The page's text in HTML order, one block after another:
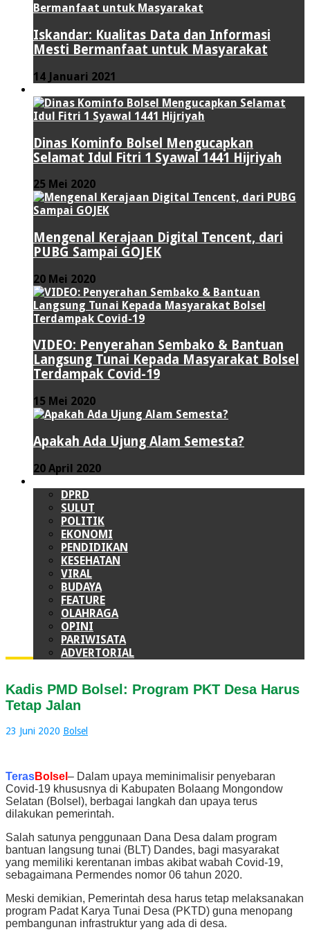
Iskandar: Kualitas Data dan Informasi
Mesti Bermanfaat untuk Masyarakat
14 Januari 2021
Dinas Kominfo Bolsel Mengucapkan
Selamat Idul Fitri 1 Syawal 1441 Hijriyah
25 Mei 2020
Mengenal Kerajaan Digital Tencent, dari
PUBG Sampai GOJEK
20 Mei 2020
VIDEO: Penyerahan Sembako & Bantuan
Langsung Tunai Kepada Masyarakat Bolsel
Terdampak Covid-19
15 Mei 2020
Apakah Ada Ujung Alam Semesta?
20 April 2020
DPRD
SULUT
POLITIK
EKONOMI
PENDIDIKAN
KESEHATAN
VIRAL
BUDAYA
FEATURE
OLAHRAGA
OPINI
PARIWISATA
ADVERTORIAL
Kadis PMD Bolsel: Program PKT Desa Harus
Tetap Jalan
23 Juni 2020 Bolsel
TerasBolsel – Dalam upaya meminimalisir penyebaran
Covid-19 khususnya di Kabupaten Bolaang Mongondow
Selatan (Bolsel), berbagai langkah dan upaya terus
dilakukan pemerintah.
Salah satunya penggunaan Dana Desa dalam program
bantuan langsung tunai (BLT) Dandes, bagi masyarakat
yang memiliki kerentanan imbas akibat wabah Covid-19,
sebagaimana Permendes nomor 06 tahun 2020.
Meski demikian, Pemerintah desa harus tetap melaksanakan
program Padat Karya Tunai Desa (PKTD) guna menopang
pembangunan infrastruktur yang ada di desa.